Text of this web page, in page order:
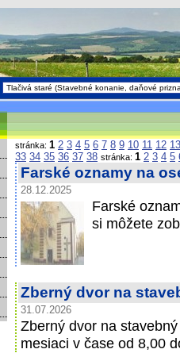
stránka: 1 2 3 4 5 6 7 8 9 10 11 12 13
33 34 35 36 37 38
Farské oznamy na
28.12.2025
Farské
si môžete
Zberný dvor na
31.07.2026
Zberný dvor na
mesiaci v čase od 8,00
stránka: 1 2 3 4 5